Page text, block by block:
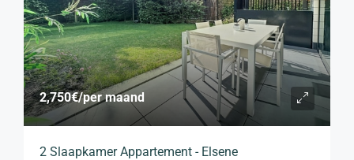
2,750€/per maand
2 Slaapkamer Appartement - Elsene